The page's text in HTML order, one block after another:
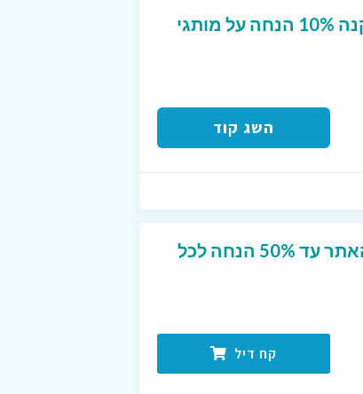
קופון מפנק לטרמינל X המקנה 10% הנחה על מותגי
השג קוד
מבצע הנחה מטורף על כל האתר עד 50% הנחה לכל
קח דיל